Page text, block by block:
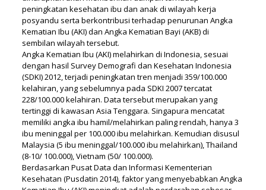
peningkatan kesehatan ibu dan anak di wilayah kerja
posyandu serta berkontribusi terhadap penurunan Angka
Kematian Ibu (AKI) dan Angka Kematian Bayi (AKB) di
sembilan wilayah tersebut.
Angka Kematian Ibu (AKI) melahirkan di Indonesia, sesuai
dengan hasil Survey Demografi dan Kesehatan Indonesia
(SDKI) 2012, terjadi peningkatan tren menjadi 359/100.000
kelahiran, yang sebelumnya pada SDKI 2007 tercatat
228/100.000 kelahiran. Data tersebut merupakan yang
tertinggi di kawasan Asia Tenggara. Singapura mencatat
memiliki angka ibu hamil/melahirkan paling rendah, hanya 3
ibu meninggal per 100.000 ibu melahirkan. Kemudian disusul
Malaysia (5 ibu meninggal/100.000 ibu melahirkan), Thailand
(8-10/ 100.000), Vietnam (50/ 100.000).
Berdasarkan Pusat Data dan Informasi Kementerian
Kesehatan (Pusdatin 2014), faktor yang menyebabkan Angka